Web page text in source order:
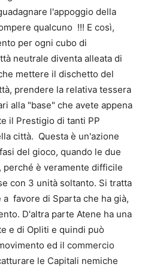
l'appoggio della
qualcuno !!! E così,
per ogni cubo di
neutrale diventa alleata di
mettere il dischetto del
prendere la relativa tessera
alla "base" che avete appena
il Prestigio di tanti PP
città. Questa è un'azione
del gioco, quando le due
perché è veramente difficile
con 3 unità soltanto. Si tratta
favore di Sparta che ha già,
D'altra parte Atene ha una
e di Opliti e quindi può
ed il commercio
le Capitali nemiche